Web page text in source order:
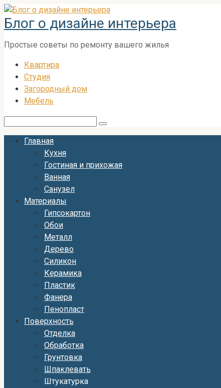
Перейти
к
контенту
Блог о дизайне интерьера
Простые советы по ремонту вашего жилья
Квартира
Студия
Загородный дом
Мебель
Главная
Кухня
Гостиная и прихожая
Ванная
Санузел
Материалы
Гипсокартон
Обои
Металл
Дерево
Силикон
Керамика
Пластик
Фанера
Пенопласт
Поверхность
Отделка
Обработка
Грунтовка
Шпаклевать
Штукатурка